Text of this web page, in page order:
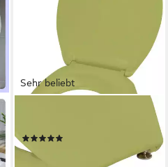
Sehr beliebt
31,99 €